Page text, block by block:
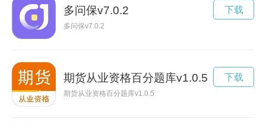
多问保v7.0.2
多问保v7.0.2
下载
期货从业资格百分题库v1.0.5
期货从业资格百分题库v1.0.5
下载